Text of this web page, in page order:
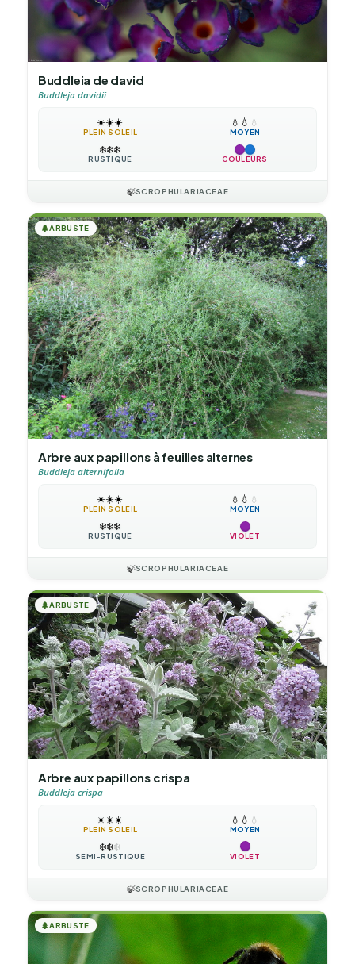
Buddleia de david
Buddleja davidii
☀️☀️☀️
PLEIN SOLEIL
💧 💧 💧
MOYEN
❄️❄️❄️
RUSTIQUE COULEURS
🍃SCROPHULARIACEAE
🌲ARBUSTE
Arbre aux papillons à feuilles alternes
Buddleja alternifolia
☀️☀️☀️
PLEIN SOLEIL
💧 💧 💧
MOYEN
❄️❄️❄️
RUSTIQUE VIOLET
🍃SCROPHULARIACEAE
🌲ARBUSTE
Arbre aux papillons crispa
Buddleja crispa
☀️☀️☀️
PLEIN SOLEIL
💧 💧 💧
MOYEN
❄️❄️❄️
SEMI-RUSTIQUE VIOLET
🍃SCROPHULARIACEAE
🌲ARBUSTE